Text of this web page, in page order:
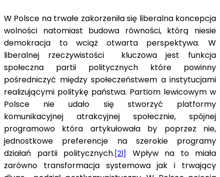
W Polsce na trwałe zakorzeniła się liberalna koncepcja
wolności natomiast budowa równości, którą niesie
demokracja to wciąż otwarta perspektywa. W
liberalnej rzeczywistości kluczowa jest funkcja
społeczna partii politycznych które powinny
pośredniczyć między społeczeństwem a instytucjami
realizującymi politykę państwa. Partiom lewicowym w
Polsce nie udało się stworzyć platformy
komunikacyjnej atrakcyjnej społecznie, spójnej
programowo która artykułowała by poprzez nie,
jednostkowe preferencje na szerokie programy
działań partii politycznych. [21]
Wpływ na to miała
zarówno transformacja systemowa jak i trwający